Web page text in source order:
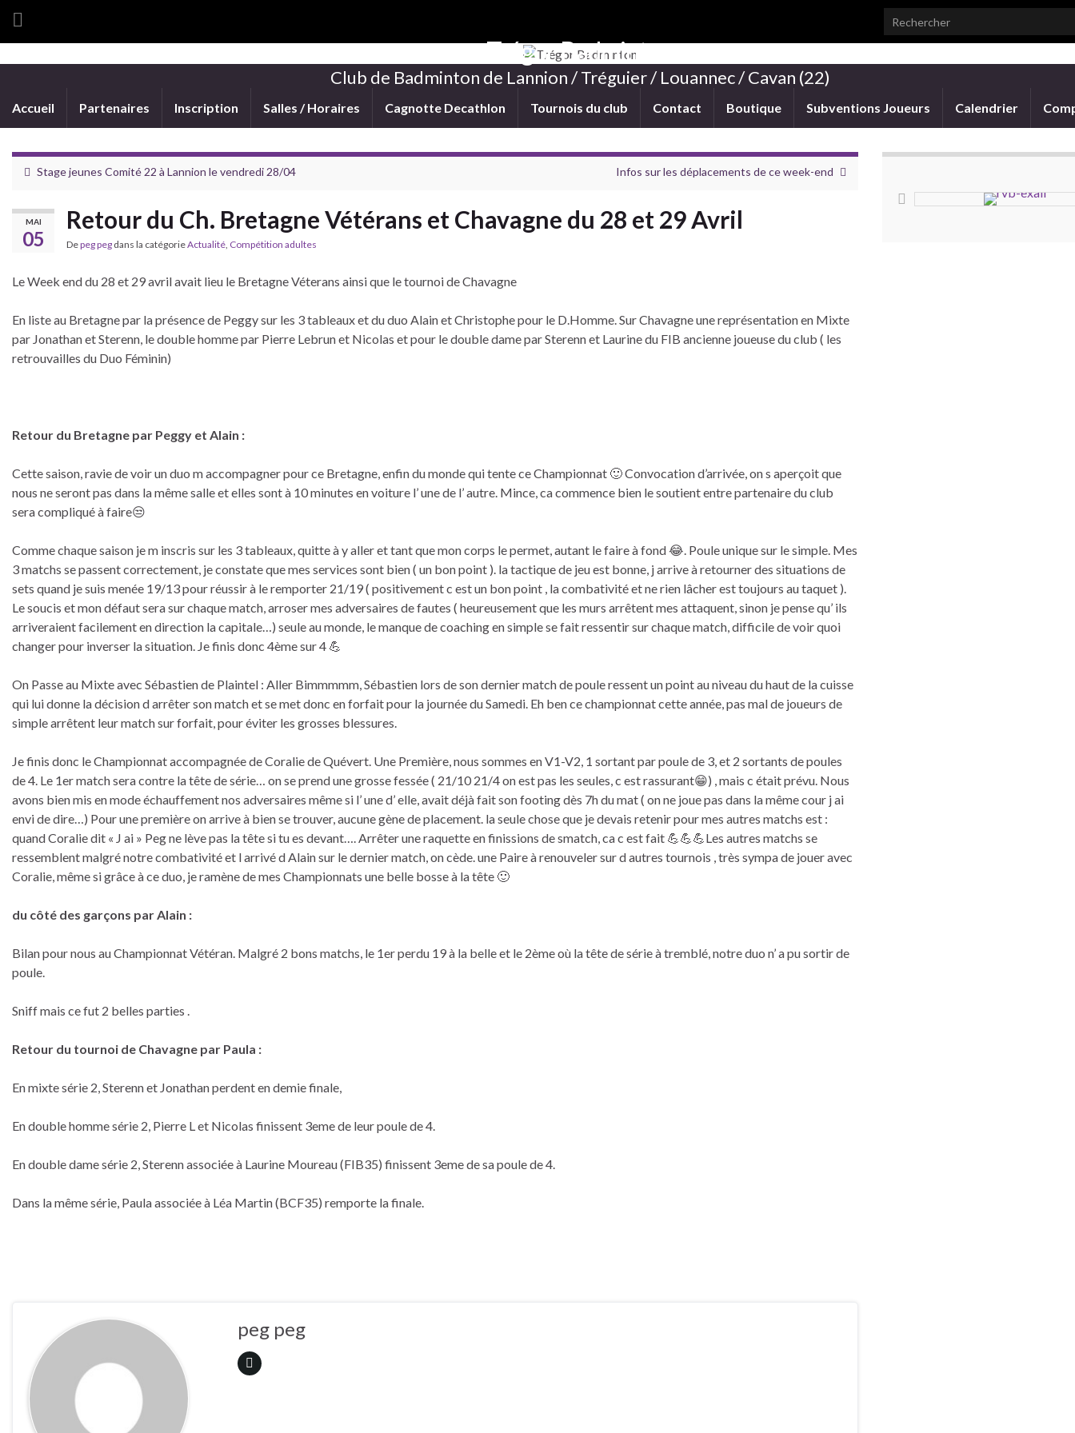
Search for:
Trégor Badminton
Club de Badminton de Lannion / Tréguier / Louannec / Cavan (22)
Accueil Partenaires Inscription Salles / Horaires Cagnotte Decathlon Tournois du club Contact Boutique Subventions Joueurs Calendrier
Stage jeunes Comité 22 à Lannion le vendredi 28/04 Infos sur les déplacements de ce week-end
MAI
05
Retour du Ch. Bretagne Vétérans et Chavagne du 28 et 29 Avril
Depeg peg dans la catégorieActualité, Compétition adultes
Le Week end du 28 et 29 avril avait lieu le Bretagne Véterans ainsi que le tournoi de Chavagne
En liste au Bretagne par la présence de Peggy sur les 3 tableaux et du duo Alain et Christophe pour le D.Homme. Sur Chavagne une représentation en Mixte
par Jonathan et Sterenn, le double homme par Pierre Lebrun et Nicolas et pour le double dame par Sterenn et Laurine du FIB ancienne joueuse du club ( les
retrouvailles du Duo Féminin)
Retour du Bretagne par Peggy et Alain :
Cette saison, ravie de voir un duo m accompagner pour ce Bretagne, enfin du monde qui tente ce Championnat 🙂 Convocation d’arrivée, on s aperçoit que
nous ne seront pas dans la même salle et elles sont à 10 minutes en voiture l’ une de l’ autre. Mince, ca commence bien le soutient entre partenaire du club
sera compliqué à faire😒
Comme chaque saison je m inscris sur les 3 tableaux, quitte à y aller et tant que mon corps le permet, autant le faire à fond 😂. Poule unique sur le simple. Mes
3 matchs se passent correctement, je constate que mes services sont bien ( un bon point ). la tactique de jeu est bonne, j arrive à retourner des situations de
sets quand je suis menée 19/13 pour réussir à le remporter 21/19 ( positivement c est un bon point , la combativité et ne rien lâcher est toujours au taquet ).
Le soucis et mon défaut sera sur chaque match, arroser mes adversaires de fautes ( heureusement que les murs arrêtent mes attaquent, sinon je pense qu’ ils
arriveraient facilement en direction la capitale…) seule au monde, le manque de coaching en simple se fait ressentir sur chaque match, difficile de voir quoi
changer pour inverser la situation. Je finis donc 4ème sur 4 💪
On Passe au Mixte avec Sébastien de Plaintel : Aller Bimmmmm, Sébastien lors de son dernier match de poule ressent un point au niveau du haut de la cuisse
qui lui donne la décision d arrêter son match et se met donc en forfait pour la journée du Samedi. Eh ben ce championnat cette année, pas mal de joueurs de
simple arrêtent leur match sur forfait, pour éviter les grosses blessures.
Je finis donc le Championnat accompagnée de Coralie de Quévert. Une Première, nous sommes en V1-V2, 1 sortant par poule de 3, et 2 sortants de poules
de 4. Le 1er match sera contre la tête de série… on se prend une grosse fessée ( 21/10 21/4 on est pas les seules, c est rassurant😁) , mais c était prévu. Nous
avons bien mis en mode échauffement nos adversaires même si l’ une d’ elle, avait déjà fait son footing dès 7h du mat ( on ne joue pas dans la même cour j ai
envi de dire…) Pour une première on arrive à bien se trouver, aucune gène de placement. la seule chose que je devais retenir pour mes autres matchs est :
quand Coralie dit « J ai » Peg ne lève pas la tête si tu es devant…. Arrêter une raquette en finissions de smatch, ca c est fait 💪💪💪Les autres matchs se
ressemblent malgré notre combativité et l arrivé d Alain sur le dernier match, on cède. une Paire à renouveler sur d autres tournois , très sympa de jouer avec
Coralie, même si grâce à ce duo, je ramène de mes Championnats une belle bosse à la tête 🙂
du côté des garçons par Alain :
Bilan pour nous au Championnat Vétéran. Malgré 2 bons matchs, le 1er perdu 19 à la belle et le 2ème où la tête de série à tremblé, notre duo n’ a pu sortir de
poule.
Sniff mais ce fut 2 belles parties .
Retour du tournoi de Chavagne par Paula :
En mixte série 2, Sterenn et Jonathan perdent en demie finale,
En double homme série 2, Pierre L et Nicolas finissent 3eme de leur poule de 4.
En double dame série 2, Sterenn associée à Laurine Moureau (FIB35) finissent 3eme de sa poule de 4.
Dans la même série, Paula associée à Léa Martin (BCF35) remporte la finale.
peg peg